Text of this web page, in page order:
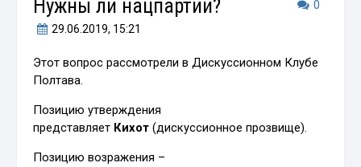
0
Нужны ли нацпартии?
29.06.2019, 15:21
Этот вопрос рассмотрели в Дискуссионном Клубе
Полтава.
Позицию утверждения
представляет Кихот (дискуссионное прозвище).
Позицию возражения –